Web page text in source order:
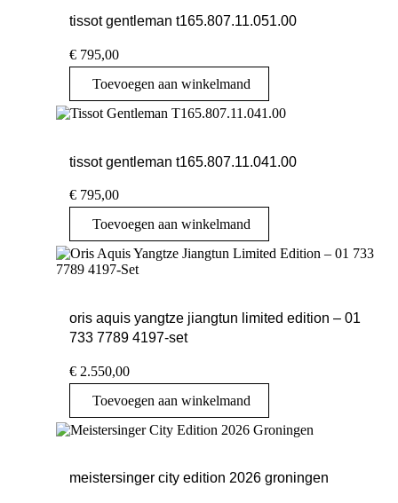
tissot gentleman t165.807.11.051.00
€ 795,00
Toevoegen aan winkelmand
tissot gentleman t165.807.11.041.00
€ 795,00
Toevoegen aan winkelmand
oris aquis yangtze jiangtun limited edition – 01
733 7789 4197-set
€ 2.550,00
Toevoegen aan winkelmand
meistersinger city edition 2026 groningen